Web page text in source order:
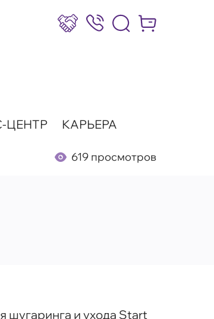
Сотрудничество
8 (800) 777-17-39
Интернет-
ЦЕНТР КАРЬЕРА
619 просмотров
шугаринга и ухода Start